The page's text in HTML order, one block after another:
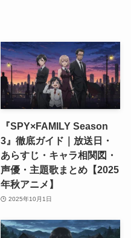
『SPY×FAMILY Season
3』徹底ガイド｜放送日・
あらすじ・キャラ相関図・
声優・主題歌まとめ【2025
年秋アニメ】
2025年10月1日